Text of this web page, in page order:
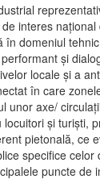
interes naţional
în domeniul
şi
locale şi a
în care
unor axe/
şi turişti,
pietonală, ce
specifice
puncte